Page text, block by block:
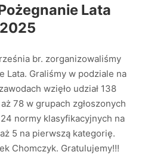
Lata
2025
br. zorganizowaliśmy
Lata. Graliśmy w podziale na
wzięło udział 138
78 w grupach zgłoszonych
normy klasyfikacyjnych na
5 na pierwszą kategorię.
Chomczyk. Gratulujemy!!!